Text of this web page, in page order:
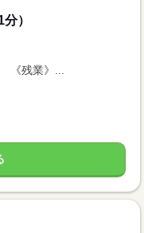
）
《残業》...